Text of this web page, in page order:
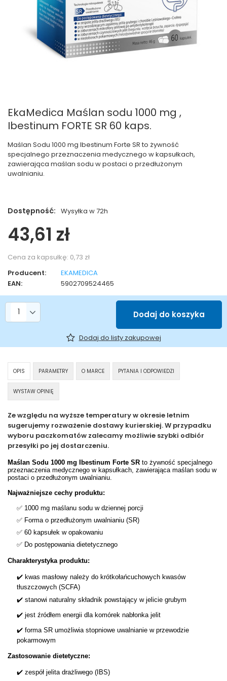
EkaMedica Maślan sodu 1000 mg ,
Ibestinum FORTE SR 60 kaps.
Maślan Sodu 1000 mg Ibestinum Forte SR to żywność
specjalnego przeznaczenia medycznego w kapsułkach,
zawierająca maślan sodu w postaci o przedłużonym
uwalnianiu.
Dostępność: Wysyłka w 72h
43,61 zł
Cena za kapsułkę: 0,73 zł
Producent:
EKAMEDICA
EAN:
5902709524465
Liczba produktów
Dodaj do koszyka
Dodaj do listy zakupowej
OPIS PARAMETRY O MARCE PYTANIA I ODPOWIEDZI
WYSTAW OPINIĘ
Ze względu na wyższe temperatury w okresie letnim
sugerujemy rozważenie dostawy kurierskiej. W przypadku
wyboru paczkomatów zalecamy możliwie szybki odbiór
przesyłki po jej dostarczeniu.
Maślan Sodu 1000 mg Ibestinum Forte SR to żywność specjalnego
przeznaczenia medycznego w kapsułkach, zawierająca maślan sodu w
postaci o przedłużonym uwalnianiu.
Najważniejsze cechy produktu:
✅ 1000 mg maślanu sodu w dziennej porcji
✅ Forma o przedłużonym uwalnianiu (SR)
✅ 60 kapsułek w opakowaniu
✅ Do postępowania dietetycznego
Charakterystyka produktu:
✔️ kwas masłowy należy do krótkołańcuchowych kwasów
tłuszczowych (SCFA)
✔️ stanowi naturalny składnik powstający w jelicie grubym
✔️ jest źródłem energii dla komórek nabłonka jelit
✔️ forma SR umożliwia stopniowe uwalnianie w przewodzie
pokarmowym
Zastosowanie dietetyczne:
✔️ zespół jelita drażliwego (IBS)